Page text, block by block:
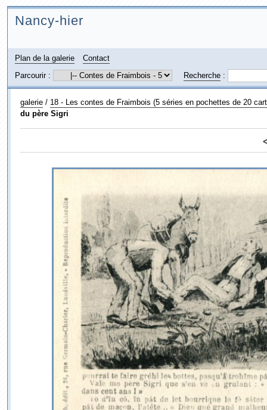
Nancy-hier
Plan de la galerie
Contact
Parcourir :
Recherche:
galerie/ 18 - Les contes de Fraimbois (5 séries en pochettes de 20
du père Sigri